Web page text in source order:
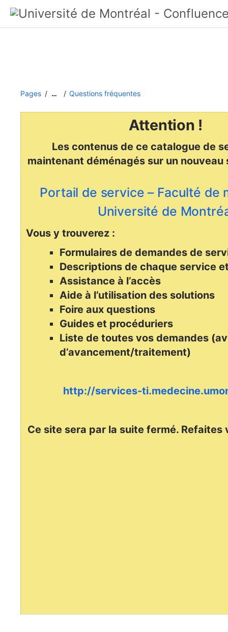
Pages … Questions fréquentes
Attention !
Les contenus de ce catalogue de
maintenant déménagéssur un nouveau
Portail de service – Faculté de
Université de
Vous y trouverez :
Formulaires de demandes de
Descriptions de chaque service
Assistance à l’accès
Aide à l’utilisation des solutions
Foire aux questions
Guides et procéduriers
Liste de toutes vos demandes
d’avancement/traitement)
http://services-
Ce site sera par la suite fermé. Refaites